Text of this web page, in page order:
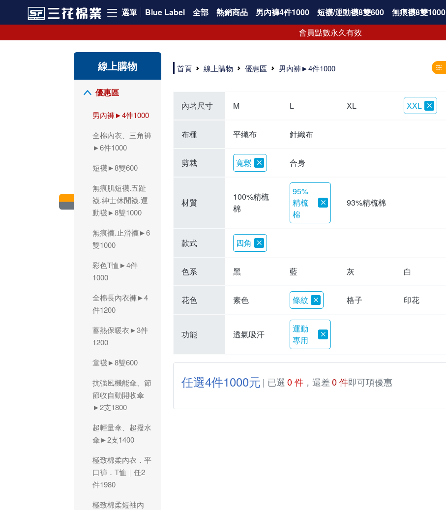
選單 Blue Label 全部 熱銷商品 男內褲4件1000 短襪/運動襪8雙600 無痕襪8雙1000
會員點數永久有效
線上購物
優惠區
男內褲►4件1000
全棉內衣、三角褲
►6件1000
短襪►8雙600
無痕肌短襪.五趾
襪.紳士休閒襪.運
動襪►8雙1000
無痕襪.止滑襪►6
雙1000
彩色T恤►4件
1000
全棉長內衣褲►4
件1200
蓄熱保暖衣►3件
1200
童襪►8雙600
抗強風機能傘、節
節收自動開收傘
►2支1800
超輕量傘、超撥水
傘►2支1400
極致棉柔內衣．平
口褲．T恤｜任2
件1980
極致棉柔短袖內
三花男內褲是男生首選品牌，適合休閒與運動。彈性好，人體工學剪裁，立體效果佳，舒適感大提升，魅力指數破表！
市佔率高達50年！三花專注設計，提升舒適與耐用，針對亞洲男性剪裁，大動作不卡襠。
三花男內褲採用優質棉料製成，褲身擁有超過千個散熱孔，吸汗透氣，柔順舒適，解決一般男內褲的悶熱問題。針對亞洲男性體型的立體剪裁設計，告別卡襠煩惱，自如大動作。三花男內褲市佔率高，專注製造與開發超過50年，提升舒適度與耐用性，深受網友推崇。五片式剪裁設計，適合各種身形及風格，給予肌膚前所未有的透氣舒適體驗。
【心情閒聊】男內褲的一些小心得?! 身為一名廣告代理商的社群小編，每次接到新客戶都需做好充足的產業功課，以免在撰寫廣告時顯得膚淺。美妝和流行服飾的客戶總讓我感到一點小確幸，因為可以搶先試用到新產品，或請客戶幫忙以員工價購買商品，讓人有中獎的小喜悅。 這次的客戶卻是-男內褲! 男內褲! 男內褲! 由於是第一次接觸這類產品，所以特地重複三次來表達內心的震驚。因為獨處時間較長，對於男內褲的研究多少有些害羞。因而硬著頭皮買了好幾件男內褲進行研究。 家裡沒有兄弟，也沒有可以直接聊男內褲的男性朋友，自己去買男內褲真的需要一些勇氣。我感謝現在的高科技網購，讓我不用親自到店面盯著男內褲看，也能輕鬆購買到不同種類的男內褲，真是感恩網路! 在Google搜尋 ""男內褲""，瞬間出現許多品牌，男內褲的世界真是博大精深呢。我開始扮演男內褲研究生，對男內褲進行分類：從長短、高低中腰到情趣男內褲，各式各樣應有盡有。好險此次的客戶是比較中規中矩的，情趣類的男內褲不在研究範圍，不然一直盯著穿內褲的模特兒看也太難為情了。 男內褲的設計功能其實不亞於女生內衣。由於男生身體結構的關係，需要更細心的設計。市面上較大的品牌有老牌的三花、三槍、宜而爽等，還有大手筆請代言人的CK、PLAYBOY等品牌。要選男內褲，實在需要下些功夫。 我將男內褲分為兩個面向：花色和功能設計。選擇男內褲的花色非常重要，因為能看出個人的品味和對內外搭配的重視程度。宅男們穿著50歲阿伯的花色內褲，或是穿白褲子搭配大黑色內褲，都是不OK的搭配。 功能設計則是對重要部位的保?。為了確保舒適性，有的內褲設計了開襟方便上廁所，有的設計了專屬囊袋固定，更有五片立體剪裁，或者強調視覺效果的內褲。這些設計不僅滿足基本的生理需求，更進階到心靈上的滿足。 以往從未想過要認真研究男內褲，直到這次工作的契機才真正了解男內褲的繁複。男內褲花色多樣，研究起來花費了不少時間。與男內褲客戶窗口交流，我這個女專案可能會有一段尷尬期，希望自己討論時不會笑場。雖然我無法真正體驗男內褲的全部功能，但透過揣測和客戶專業的回答，依然探詢到了許多有趣的現象。 某些網友反應某些國外品牌的男內褲不好穿，可能因為這些品牌是按照西方身材比例製造，不太適合台灣男性。同樣的現象也出現在女性內衣上，所以選擇適合自己的內褲才是最重要的。 以上只是我的心情抒發，沒有針對任何一家男內褲品牌，歡迎更多對男內褲有興趣的朋友加入研究行列！"
首頁 線上購物 優惠區 男內褲►4件1000
內著尺寸 M L XL XXL
布種 平織布 針織布
剪裁 寬鬆 合身
材質
100%精梳
棉
95%
精梳
棉
93%精梳棉
款式 四角
色系 黑 藍 灰 白
花色 素色 條紋 格子 印花
功能 透氣吸汗
運動
專用
任選4件1000元 | 已選 0 件，還差0 件即可項優惠